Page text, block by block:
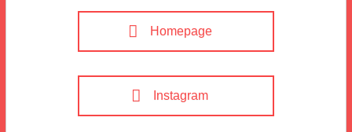
Homepage
Instagram